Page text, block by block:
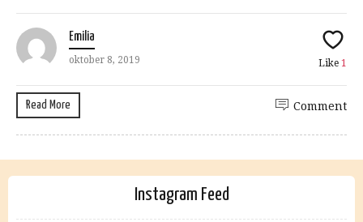
Emilia
oktober 8, 2019 Like 1
Read More Comment
Instagram Feed